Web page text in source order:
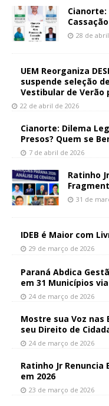
Cianorte:
28 de
UEM Reorganiza
suspende seleção
Vestibular de Verão
22 de abril de 2026
Cianorte: Dilema
Presos? Quem se
7 de abril de 2026
Ratinho
31 de
IDEB é Maior com
29 de março de 2026
Paraná Abdica
em 31 Municípios via
24 de março de 2026
Mostre sua Voz nas
seu Direito de
24 de março de 2026
Ratinho Jr
em 2026
23 de março de 2026